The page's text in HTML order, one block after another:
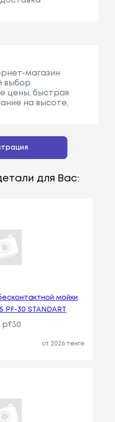
магазин
выбор
цены, быстрая
на высоте,
для Вас:
мойки
PF-30 STANDART
pf30
от 2026 тенге